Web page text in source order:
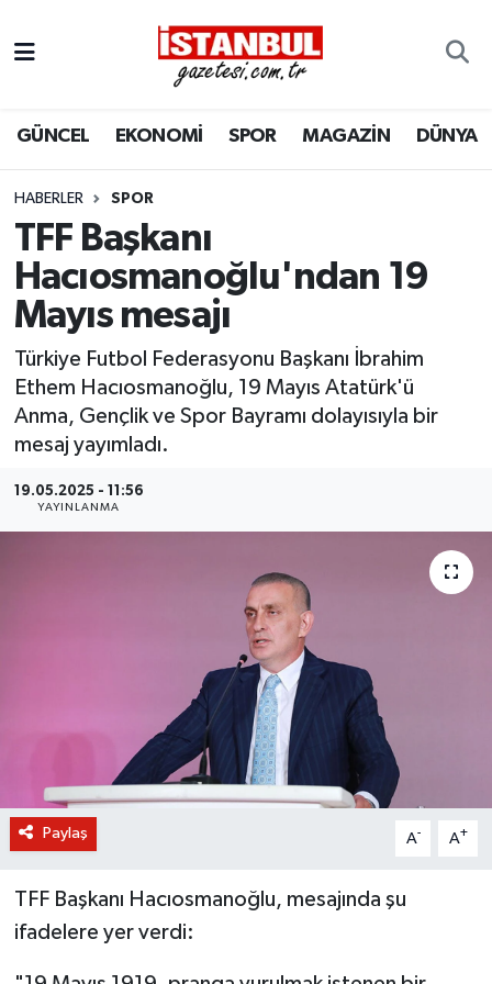
GÜNCEL EKONOMİ SPOR MAGAZİN DÜNYA
HABERLER SPOR
TFF Başkanı
Hacıosmanoğlu'ndan 19
Mayıs mesajı
Türkiye Futbol Federasyonu Başkanı İbrahim
Ethem Hacıosmanoğlu, 19 Mayıs Atatürk'ü
Anma, Gençlik ve Spor Bayramı dolayısıyla bir
mesaj yayımladı.
19.05.2025 - 11:56
YAYINLANMA
Paylaş A- A+
TFF Başkanı Hacıosmanoğlu, mesajında şu
ifadelere yer verdi:
EKONOMİ
İSTANBUL
DÜNYA
SPOR
MAGAZİN
KÜLTÜR SANAT
BİLİM VE TEKNOLOJİ
Nöbetçi Eczaneler
Hava Durumu
Trafik Durumu
Süper Lig Puan Durumu ve Fikstür
Tüm Manşetler
Son Dakika Haberleri
Haber Arşivi